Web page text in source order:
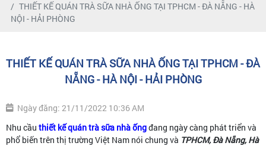
THIẾT KẾ QUÁN TRÀ SỮA NHÀ ỐNG TẠI TPHCM - ĐÀ NẴNG - HÀ
NỘI - HẢI PHÒNG
THIẾT KẾ QUÁN TRÀ SỮA NHÀ ỐNG TẠI TPHCM - ĐÀ
NẴNG - HÀ NỘI - HẢI PHÒNG
Ngày đăng: 21/11/2022 10:36 AM
Nhu cầu thiết kế quán trà sữa nhà ốngđang ngày càng phát triển và
phổ biến trên thị trường Việt Nam nói chung và TPHCM, Đà Nẵng, Hà